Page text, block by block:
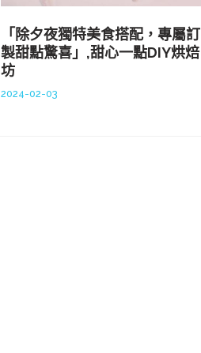
「除夕夜獨特美食搭配，專屬訂
製甜點驚喜」,甜心一點DIY烘焙
坊
2024-02-03